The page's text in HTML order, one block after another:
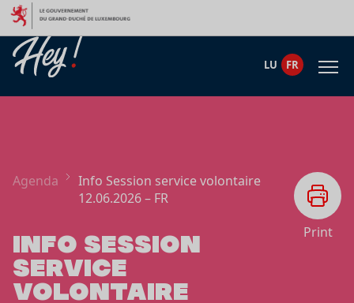
Aller au contenu
LU FR
Agenda
Info Session service volontaire
12.06.2026 – FR
INFO SESSION
SERVICE
VOLONTAIRE
Print